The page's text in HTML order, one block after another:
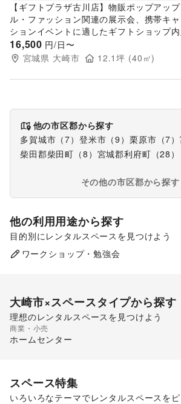
【ギフトプラザ古川店】物販ポップアッ
ル・ファッション関連の展示会、携帯キ
ションイベントに適したギフトショップ
スペースA(in shop)
16,500 円/日〜
宮城県 大崎市 12.1坪 (40 ㎡)
他の市区郡から探す
多賀城市 （7） 登米市 （9 ） 栗原市 （7）
柴田郡柴田町 （8 ） 宮城郡利府町 （28 ）
その他の市区郡から探す
他の利用用途から探す
目的別にレンタルスペースを見つけよう
食品販売
販促イベント
ワークショップ・勉強会
大崎市×スペースタイプから探す
理想のレンタルスペースを見つけよう
スーパーマーケット
商業・小売
ホームセンター
スペース特集
いろいろなテーマでレンタルスペースをピ